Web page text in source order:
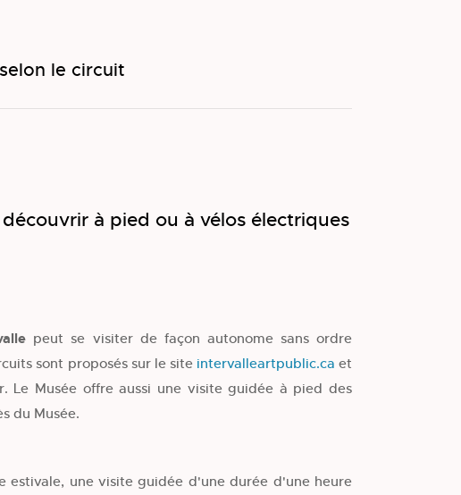
le circuit
à pied ou à vélos électriques
peut se visiter de façon autonome sans ordre
sont proposés sur le site intervalleartpublic.ca et
Le Musée offre aussi une visite guidée à pied des
du Musée.
estivale, une visite guidée d'une durée d'une heure